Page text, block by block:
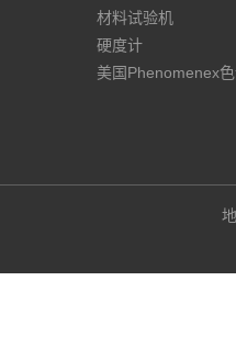
材料试验机
硬度计
美国Phenomenex